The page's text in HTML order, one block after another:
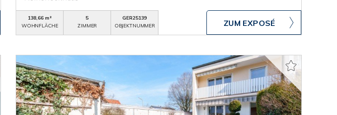
138,66 m²
WOHNFLÄCHE
5
ZIMMER
GER25139
OBJEKTNUMMER
ZUM EXPOSÉ